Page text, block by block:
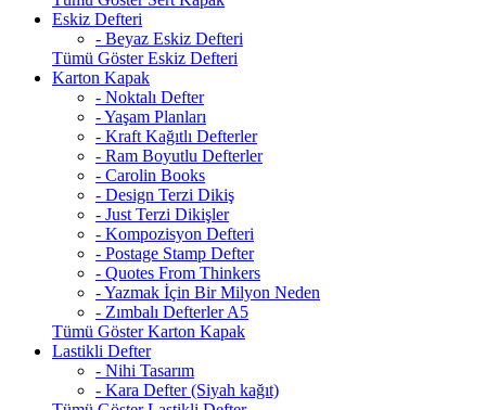
Eskiz Defteri
- Beyaz Eskiz Defteri
Tümü Göster Eskiz Defteri
Karton Kapak
- Noktalı Defter
- Yaşam Planları
- Kraft Kağıtlı Defterler
- Ram Boyutlu Defterler
- Carolin Books
- Design Terzi Dikiş
- Just Terzi Dikişler
- Kompozisyon Defteri
- Postage Stamp Defter
- Quotes From Thinkers
- Yazmak İçin Bir Milyon Neden
- Zımbalı Defterler A5
Tümü Göster Karton Kapak
Lastikli Defter
- Nihi Tasarım
- Kara Defter (Siyah kağıt)